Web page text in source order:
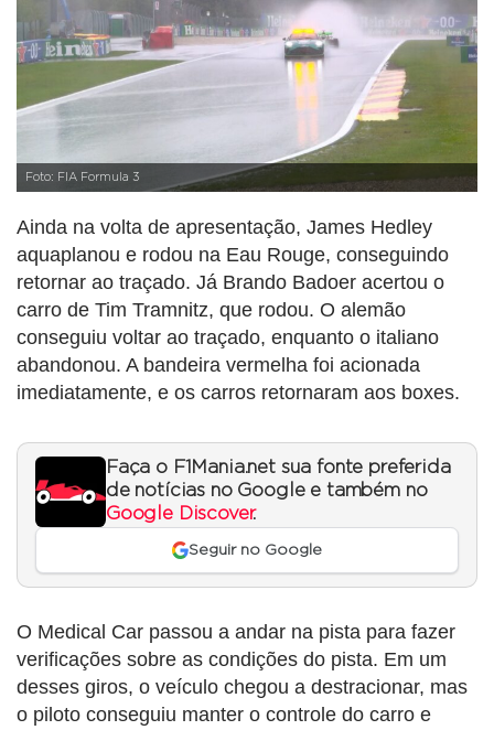
Foto: FIA Formula 3
Ainda na volta de apresentação, James Hedley
aquaplanou e rodou na Eau Rouge, conseguindo
retornar ao traçado. Já Brando Badoer acertou o
carro de Tim Tramnitz, que rodou. O alemão
conseguiu voltar ao traçado, enquanto o italiano
abandonou. A bandeira vermelha foi acionada
imediatamente, e os carros retornaram aos boxes.
Faça o F1Mania.net sua fonte preferida
de notícias no Google e também no
Google Discover.
Seguir no Google
O Medical Car passou a andar na pista para fazer
verificações sobre as condições do pista. Em um
desses giros, o veículo chegou a destracionar, mas
o piloto conseguiu manter o controle do carro e